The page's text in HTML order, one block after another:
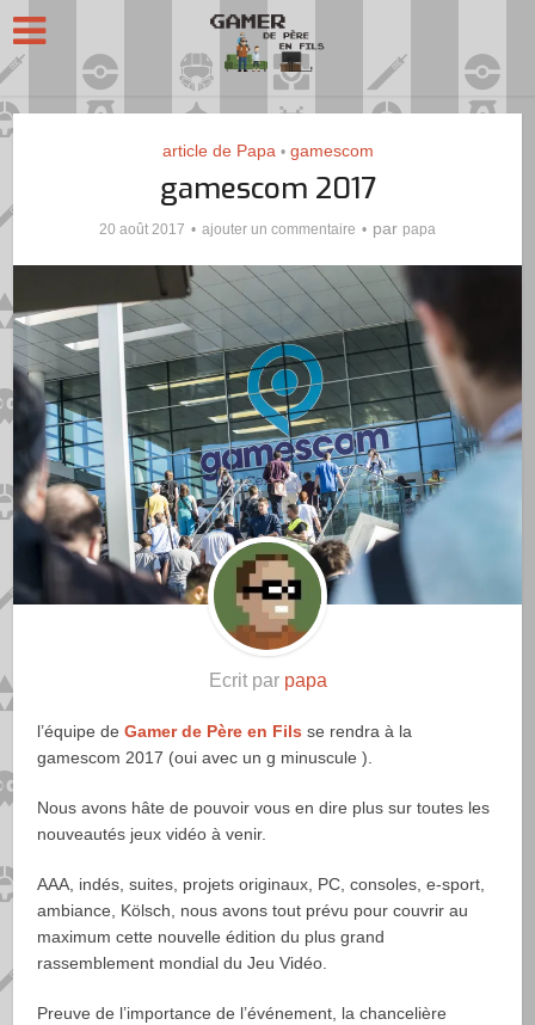
article de Papa • gamescom
gamescom 2017
20 août 2017 ajouter un commentaire par papa
Ecrit par papa
l’équipe deGamer de Père en Fils se rendra à la
gamescom 2017 (oui avec un g minuscule ).
Nous avons hâte de pouvoir vous en dire plus sur toutes les
nouveautés jeux vidéo à venir.
AAA, indés, suites, projets originaux, PC, consoles, e-sport,
ambiance, Kölsch, nous avons tout prévu pour couvrir au
maximum cette nouvelle édition du plus grand
rassemblement mondial du Jeu Vidéo.
Preuve de l’importance de l’événement, la chancelière